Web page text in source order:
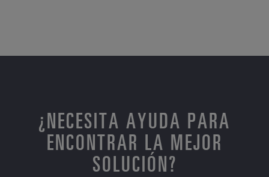
¿NECESITA AYUDA PARA
ENCONTRAR LA MEJOR
SOLUCIÓN?